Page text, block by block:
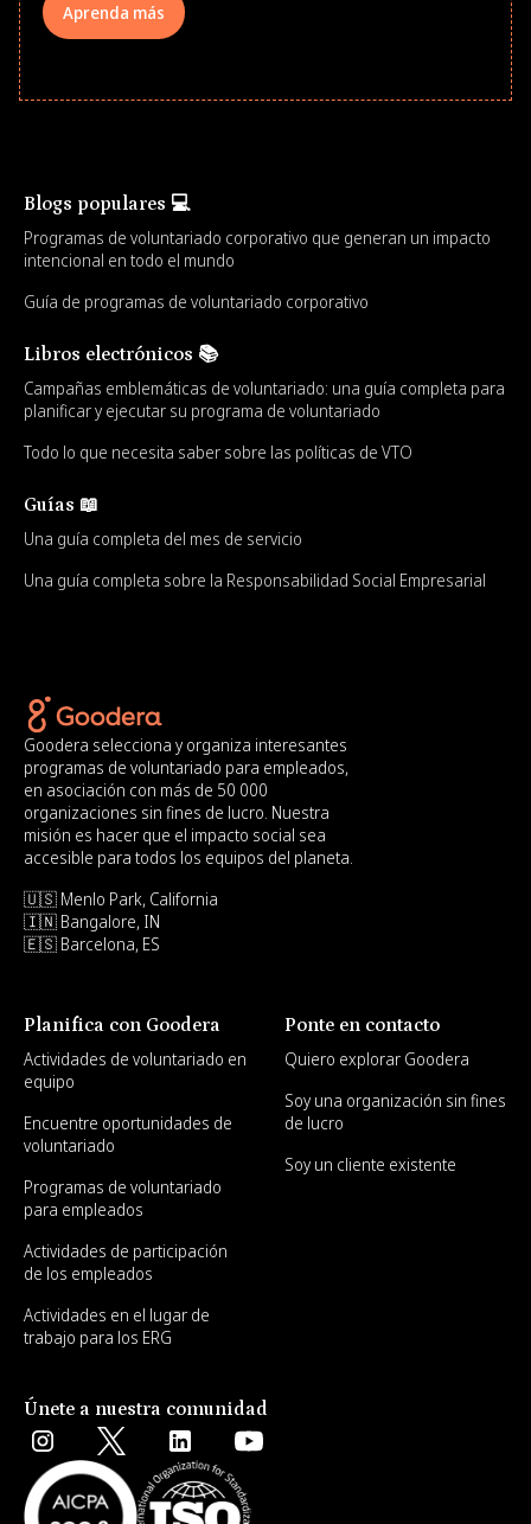
Aprenda más
Blogs populares 💻
Programas de voluntariado corporativo que generan un impacto
intencional en todo el mundo
Guía de programas de voluntariado corporativo
Libros electrónicos 📚
Campañas emblemáticas de voluntariado: una guía completa para
planificar y ejecutar su programa de voluntariado
Todo lo que necesita saber sobre las políticas de VTO
Guías 📖
Una guía completa del mes de servicio
Una guía completa sobre la Responsabilidad Social Empresarial
Goodera selecciona y organiza interesantes
programas de voluntariado para empleados,
en asociación con más de 50 000
organizaciones sin fines de lucro. Nuestra
misión es hacer que el impacto social sea
accesible para todos los equipos del planeta.
🇺🇸 Menlo Park, California
🇮🇳 Bangalore, IN
🇪🇸 Barcelona, ES
Planifica con Goodera
Actividades de voluntariado en
equipo
Encuentre oportunidades de
voluntariado
Programas de voluntariado
para empleados
Actividades de participación
de los empleados
Actividades en el lugar de
trabajo para los ERG
Ponte en contacto
Quiero explorar Goodera
Soy una organización sin fines
de lucro
Soy un cliente existente
Únete a nuestra comunidad